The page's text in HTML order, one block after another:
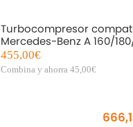
Turbocompresor
Mercedes-Benz A 160/
2012-2018 A2700900980
455,00€
Combina y ahorra 45,00€